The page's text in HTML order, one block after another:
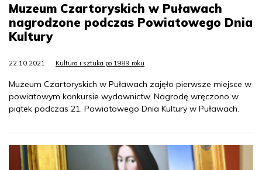
Muzeum Czartoryskich w Puławach
nagrodzone podczas Powiatowego Dnia
Kultury
22.10.2021 Kultura i sztuka po 1989 roku
Muzeum Czartoryskich w Puławach zajęło pierwsze miejsce w
powiatowym konkursie wydawnictw. Nagrodę wręczono w
piątek podczas 21. Powiatowego Dnia Kultury w Puławach.